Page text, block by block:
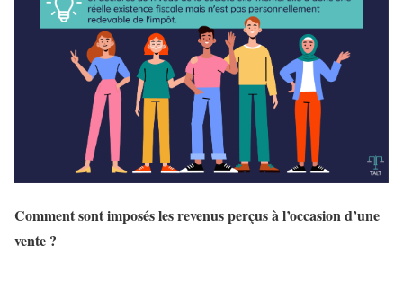
Comment sont imposés les revenus perçus à l’occasion d’une
vente ?